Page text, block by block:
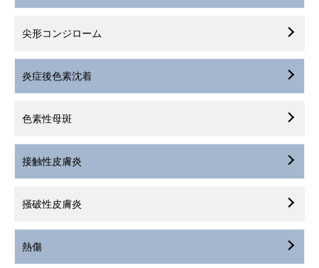
尖形コンジローム
炎症後色素沈着
色素性母斑
接触性皮膚炎
掻破性皮膚炎
熱傷